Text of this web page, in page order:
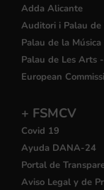
Adda Alicante
Auditori i Palau de
Palau de la Música
Palau de Les Arts
European
+ FSMCV
Covid 19
Ayuda DANA-24
Portal de
Aviso Legal y de